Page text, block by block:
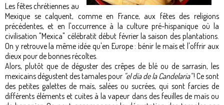
Les fêtes chrétiennes au
Mexique se calquent, comme en France, aux fêtes des religions
précédentes, et en l'occurrence à la culture pré-hispanique où la
civilisation "Mexica" célébratit début février la saison des plantations.
On y retrouve la même idée qu'en Europe : bénir le maïs et l'offrir aux
dieux pour de bonnes récoltes.
Alors, plutôt que de déguster des crêpes de blé ou de sarrasin, les
mexicains dégustent des tamales pour "el día de la Candelaria"! Ce sont
des petites galettes de maïs, salées ou sucrées, qui sont farcies de
différents éléments et cuites à la vapeur dans des feuilles de maïs ou